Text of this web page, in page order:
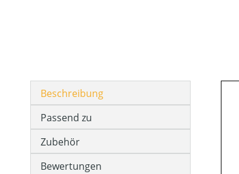
Beschreibung
Passend zu
Zubehör
Bewertungen